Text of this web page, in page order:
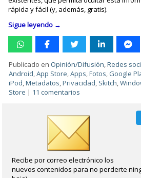
rápida y fácil (y, además, gratis).
Sigue leyendo →
Publicado en Opinión/Difusión,Redes
Android,App Store,Apps,Fotos, Google
iPod,Metadatos,Privacidad, Skitch,
Store | 11 comentarios
Recibe por correo electrónico los
nuevos contenidos para no perderte